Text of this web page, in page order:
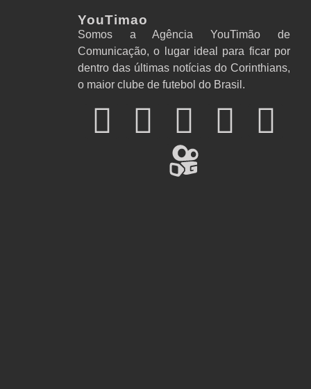
YouTimao
Somos a Agência YouTimão de
Comunicação, o lugar ideal para ficar por
dentro das últimas notícias do Corinthians,
o maior clube de futebol do Brasil.